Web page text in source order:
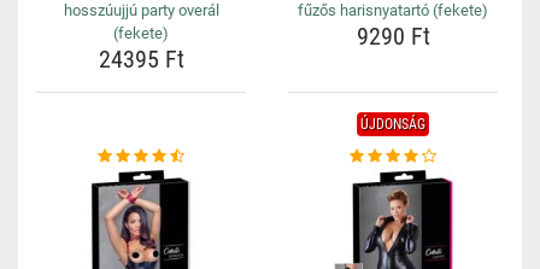
hosszúujjú party overál
(fekete)
24395 Ft
fűzős harisnyatartó (fekete)
9290 Ft
ÚJDONSÁG